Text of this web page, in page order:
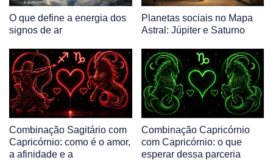
O que define a energia dos
signos de ar
Planetas sociais no Mapa
Astral: Júpiter e Saturno
Combinação Sagitário com
Capricórnio: como é o amor,
a afinidade e a
Combinação Capricórnio
com Capricórnio: o que
esperar dessa parceria